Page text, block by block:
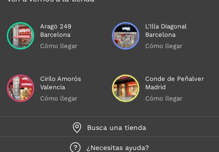
Aragó 249
Barcelona
Cómo llegar
L'Illa Diagonal
Barcelona
Cómo llegar
Cirilo Amorós
Valencia
Cómo llegar
Conde de Peñalver
Madrid
Cómo llegar
Busca una tienda
¿Necesitas ayuda?